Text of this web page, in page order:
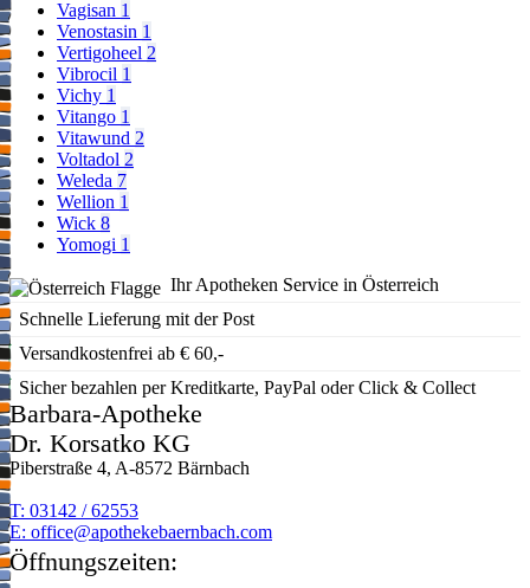
Vagisan 1
Venostasin 1
Vertigoheel 2
Vibrocil 1
Vichy 1
Vitango 1
Vitawund 2
Voltadol 2
Weleda 7
Wellion 1
Wick 8
Yomogi 1
Ihr Apotheken Service in Österreich
Schnelle Lieferung mit der Post
Versandkostenfrei ab € 60,-
Sicher bezahlen per Kreditkarte, PayPal oder Click & Collect
Barbara-Apotheke
Dr. Korsatko KG
Piberstraße 4, A-8572 Bärnbach
T: 03142 / 62553
E: moc.hcabnreabekehtopa@eciffo
Öffnungszeiten: